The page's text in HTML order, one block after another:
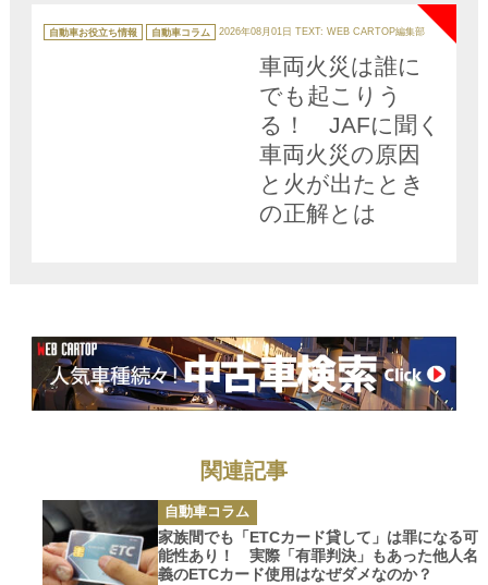
の重要性
テ
ゴ
自動車お役立ち情報 自動車コラム 2026年08月01日 TEXT: WEB CARTOP編集部
車両火災は誰に
でも起こりう
る！ JAFに聞く
車両火災の原因
と火が出たとき
の正解とは
関連記事
カ
テ
ゴ
リ
ー
自動車コラム
家族間でも「ETCカード貸して」は罪になる可
能性あり！ 実際「有罪判決」もあった他人名
義のETCカード使用はなぜダメなのか？